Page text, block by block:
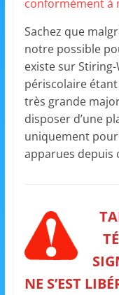
conformément à
Sachez que
notre possible
existe sur
périscolaire
très grande
disposer d’une
uniquement
apparues depuis
NE S’EST